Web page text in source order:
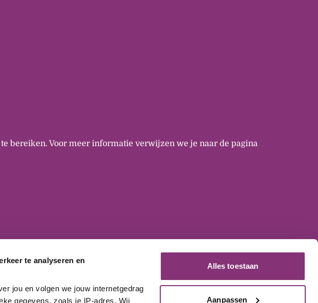
te analyseren en
jou en volgen we jouw internetgedrag
gegevens, zoals je IP-adres. Wij
Alles toestaan
Aanpassen
bereiken. Voor meer informatie verwijzen we je naar de pagina